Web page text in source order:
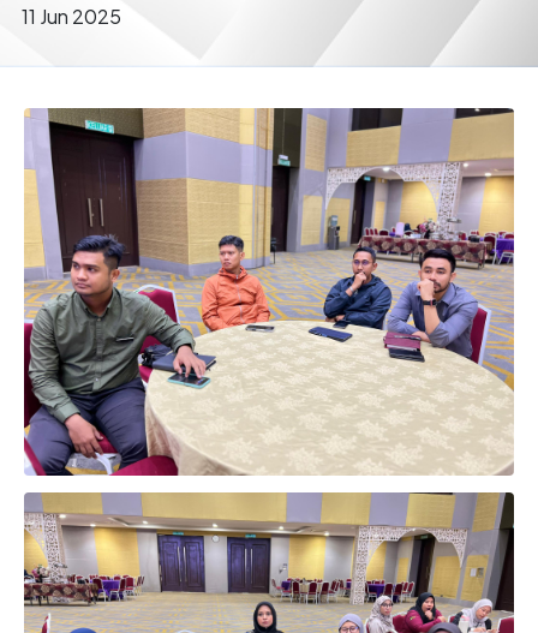
11 Jun 2025